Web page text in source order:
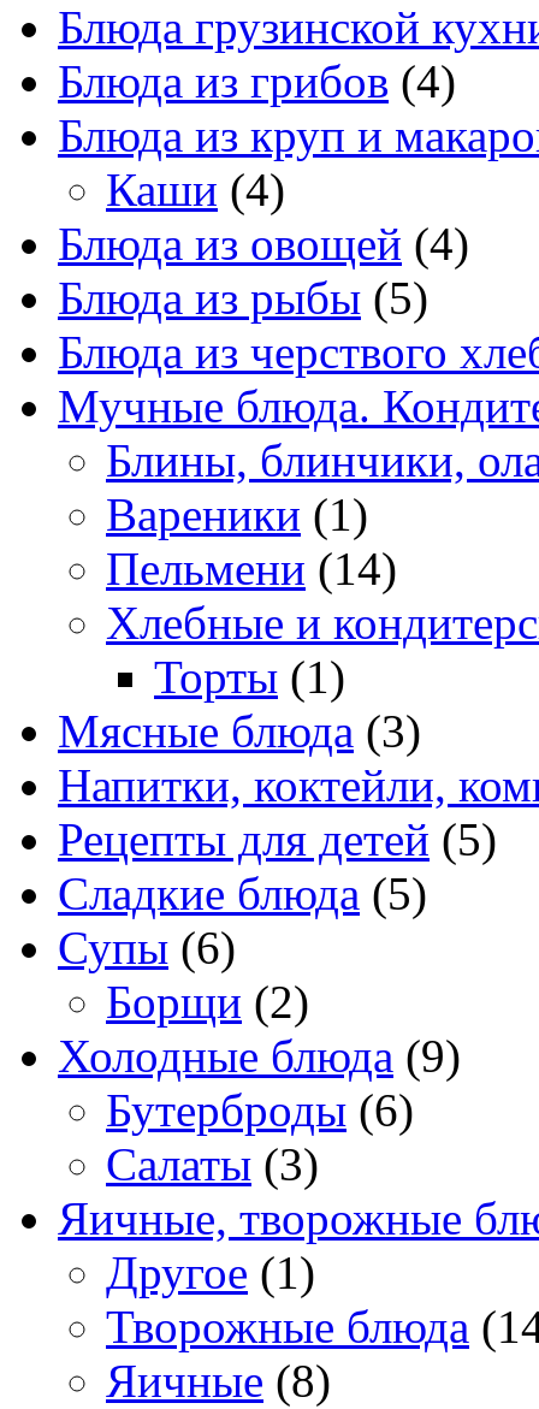
Блюда грузинской
Блюда из грибов (4)
Блюда из круп и
Каши (4)
Блюда из овощей (4)
Блюда из рыбы (5)
Блюда из черствого
Мучные блюда.
Блины, блинчики,
Вареники (1)
Пельмени (14)
Хлебные и
Торты (1)
Мясные блюда (3)
Напитки, коктейли,
Рецепты для детей (5)
Сладкие блюда (5)
Супы (6)
Борщи (2)
Холодные блюда (9)
Бутерброды (6)
Салаты (3)
Яичные, творожные
Другое (1)
Творожные блюда
Яичные (8)